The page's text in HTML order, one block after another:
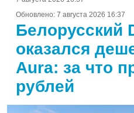
Обновлено: 7 августа 2026 16:37
Белорусский
оказался
Aura: за что
рублей